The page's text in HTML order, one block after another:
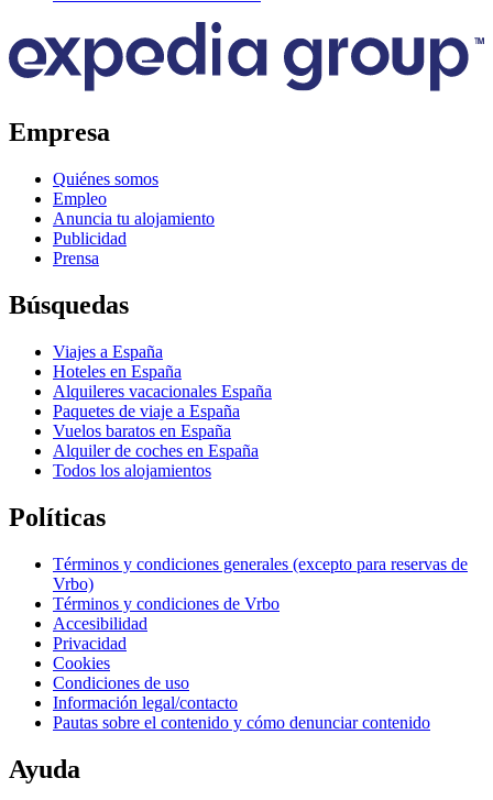
Empresa
Quiénes somos
Empleo
Anuncia tu alojamiento
Publicidad
Prensa
Búsquedas
Viajes a España
Hoteles en España
Alquileres vacacionales España
Paquetes de viaje a España
Vuelos baratos en España
Alquiler de coches en España
Todos los alojamientos
Políticas
Términos y condiciones generales (excepto para reservas de
Vrbo)
Términos y condiciones de Vrbo
Accesibilidad
Privacidad
Cookies
Condiciones de uso
Información legal/contacto
Pautas sobre el contenido y cómo denunciar contenido
Ayuda